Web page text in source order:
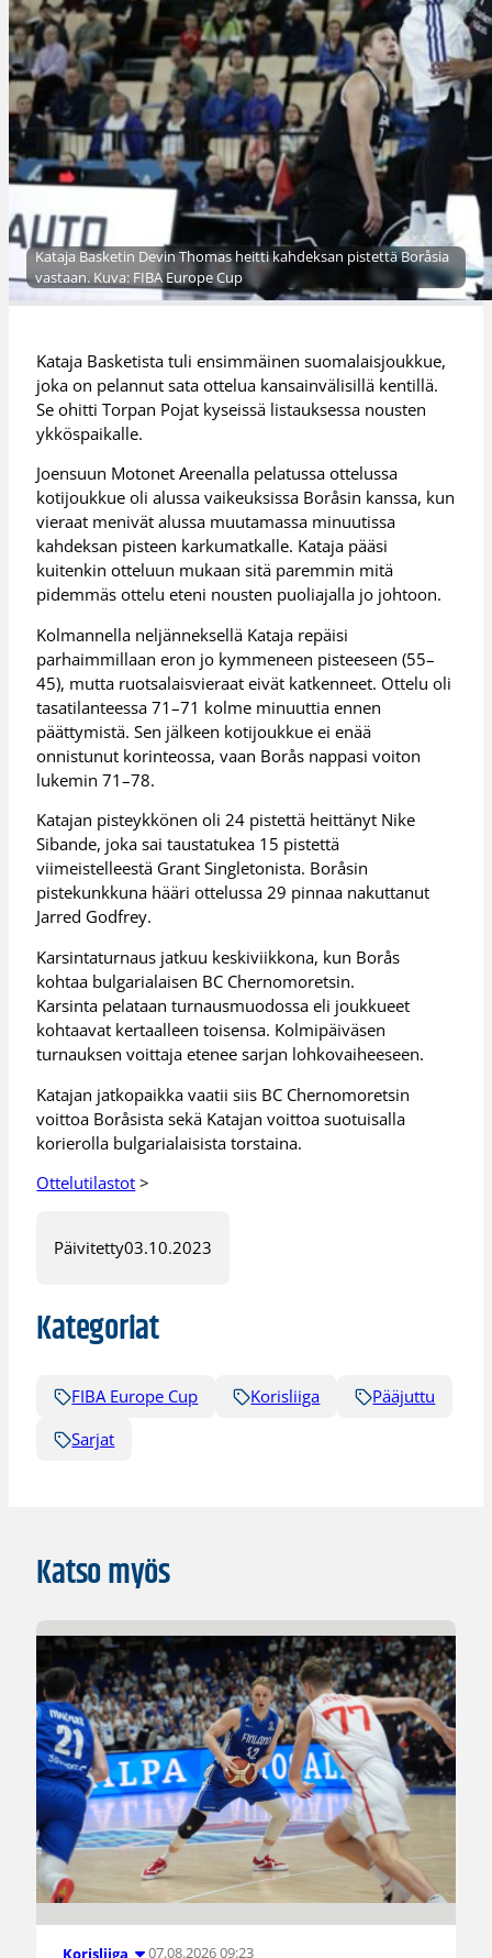
Kataja Basketin Devin Thomas heitti kahdeksan pistettä Boråsia
vastaan. Kuva: FIBA Europe Cup
Kataja Basketista tuli ensimmäinen suomalaisjoukkue,
joka on pelannut sata ottelua kansainvälisillä kentillä.
Se ohitti Torpan Pojat kyseissä listauksessa nousten
ykköspaikalle.
Joensuun Motonet Areenalla pelatussa ottelussa
kotijoukkue oli alussa vaikeuksissa Boråsin kanssa, kun
vieraat menivät alussa muutamassa minuutissa
kahdeksan pisteen karkumatkalle. Kataja pääsi
kuitenkin otteluun mukaan sitä paremmin mitä
pidemmäs ottelu eteni nousten puoliajalla jo johtoon.
Kolmannella neljänneksellä Kataja repäisi
parhaimmillaan eron jo kymmeneen pisteeseen (55–
45), mutta ruotsalaisvieraat eivät katkenneet. Ottelu oli
tasatilanteessa 71–71 kolme minuuttia ennen
päättymistä. Sen jälkeen kotijoukkue ei enää
onnistunut korinteossa, vaan Borås nappasi voiton
lukemin 71–78.
Katajan pisteykkönen oli 24 pistettä heittänyt Nike
Sibande, joka sai taustatukea 15 pistettä
viimeistelleestä Grant Singletonista. Boråsin
pistekunkkuna hääri ottelussa 29 pinnaa nakuttanut
Jarred Godfrey.
Karsintaturnaus jatkuu keskiviikkona, kun Borås
kohtaa bulgarialaisen BC Chernomoretsin.
Karsinta pelataan turnausmuodossa eli joukkueet
kohtaavat kertaalleen toisensa. Kolmipäiväsen
turnauksen voittaja etenee sarjan lohkovaiheeseen.
Katajan jatkopaikka vaatii siis BC Chernomoretsin
voittoa Boråsista sekä Katajan voittoa suotuisalla
korierolla bulgarialaisista torstaina.
Ottelutilastot >
Päivitetty03.10.2023
Kategoriat
FIBA Europe Cup Korisliiga
Pääjuttu
Sarjat
Katso myös
Korisliiga 07.08.2026 09:23